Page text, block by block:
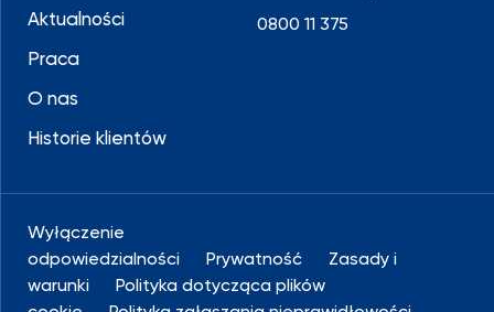
Aktualności
Praca
O nas
Historie klientów
0800 11 375
Wyłączenie
odpowiedzialności
Prywatność
Zasady i
warunki
Polityka dotycząca plików